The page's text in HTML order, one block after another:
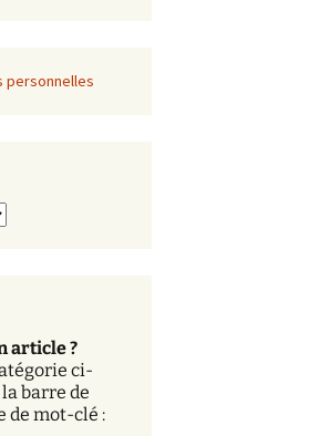
personnelles
article ?
ci-
barre de
de mot-clé :